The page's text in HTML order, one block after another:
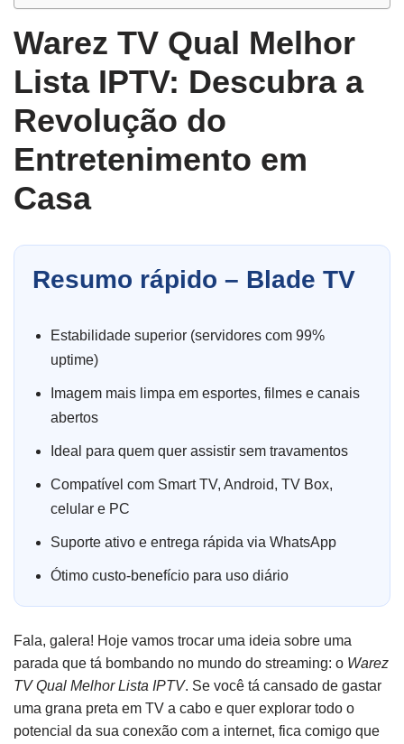
Warez TV Qual Melhor
Lista IPTV: Descubra a
Revolução do
Entretenimento em
Casa
Resumo rápido – Blade TV
Estabilidade superior (servidores com 99%
uptime)
Imagem mais limpa em esportes, filmes e canais
abertos
Ideal para quem quer assistir sem travamentos
Compatível com Smart TV, Android, TV Box,
celular e PC
Suporte ativo e entrega rápida via WhatsApp
Ótimo custo-benefício para uso diário
Fala, galera! Hoje vamos trocar uma ideia sobre uma
parada que tá bombando no mundo do streaming: o Warez
TV Qual Melhor Lista IPTV. Se você tá cansado de gastar
uma grana preta em TV a cabo e quer explorar todo o
potencial da sua conexão com a internet, fica comigo que